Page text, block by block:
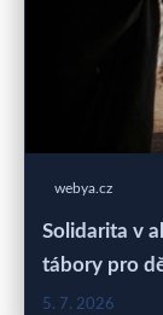
webya.cz
Solidarita v
tábory pro
5. 7. 2026